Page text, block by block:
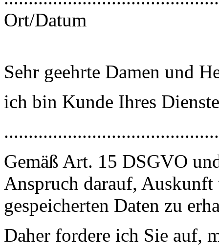
Ort/Datum
Sehr geehrte Damen und
ich bin Kunde Ihres
Gemäß Art. 15 DSGVO
Anspruch darauf, Auskunft
gespeicherten Daten zu
Daher fordere ich Sie auf,